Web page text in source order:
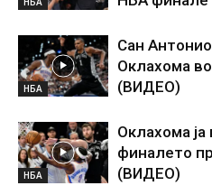
НБА
Сан Антонио
Оклахома
(ВИДЕО)
НБА
Оклахома
финалето
(ВИДЕО)